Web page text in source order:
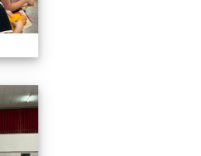
2026/01/07會考誓師活